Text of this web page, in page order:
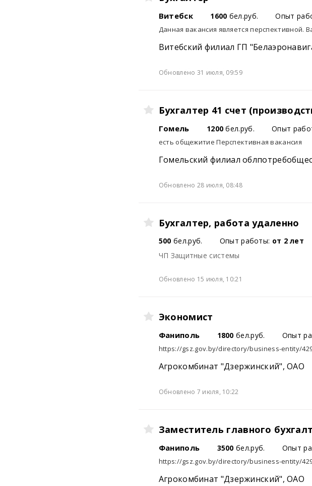
Витебск 1600 бел.руб. Опыт
Данная вакансия является перспективной.
Витебский филиал ГП
Обновлено 31 июля, 09:59
Бухгалтер 41 счет
Гомель 1200 бел.руб. Опыт
есть общежитие Перспективная вакансия
Гомельский филиал
Обновлено 28 июля, 08:48
Бухгалтер, работа удаленно
500 бел.руб. Опыт работы: от 2 лет
ЧП Защитные системы
Обновлено 15 июля, 10:21
Экономист
Фаниполь 1800 бел.руб. Опыт
https://gsz.gov.by/directory/business-entity/
Агрокомбинат "Дзержинский", ОАО
Обновлено 7 июля, 10:22
Заместитель главного
Фаниполь 3500 бел.руб. Опыт
https://gsz.gov.by/directory/business-entity/
Агрокомбинат "Дзержинский", ОАО